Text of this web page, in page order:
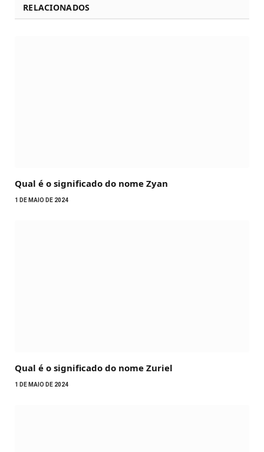
RELACIONADOS
Qual é o significado do nome Zyan
1 DE MAIO DE 2024
Qual é o significado do nome Zuriel
1 DE MAIO DE 2024